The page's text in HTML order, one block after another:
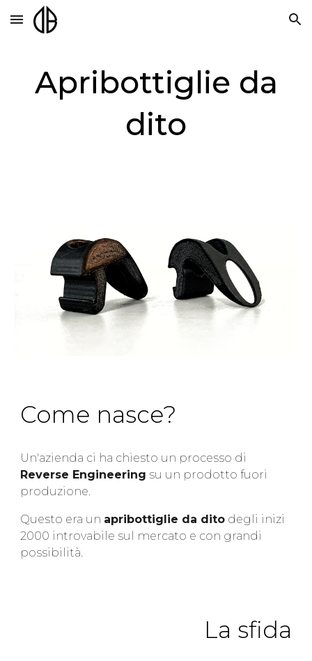
Skip to main content Skip to navigation
Apribottiglie da
dito
Come nasce?
Un'azienda ci ha chiesto un processo di
Reverse Engineering su un prodotto fuori
produzione.
Questo era un apribottiglie da dito degli inizi
2000 introvabile sul mercato e con grandi
possibilità.
La sfida